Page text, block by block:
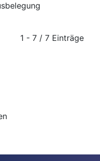
1 - 7 / 7 Einträge